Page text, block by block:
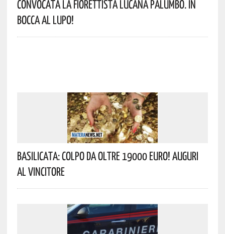
Convocata La Fiorettista Lucana Palumbo. In
Bocca Al Lupo!
Basilicata: Colpo Da Oltre 19000 Euro! Auguri
Al Vincitore